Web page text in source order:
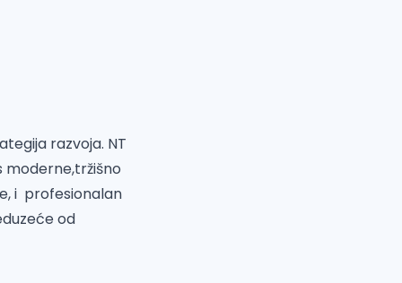
razvoja. NT
moderne,tržišno
i profesionalan
od